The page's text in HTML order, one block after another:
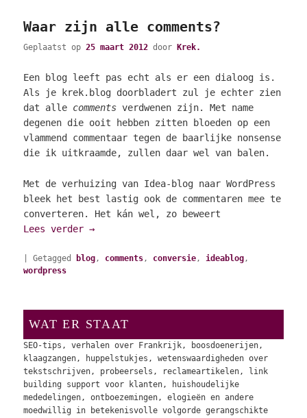
Waar zijn alle comments?
Geplaatst op25 maart 2012 doorKrek.
Een blog leeft pas echt als er een dialoog is.
Als je krek.blog doorbladert zul je echter zien
dat alle comments verdwenen zijn. Met name
degenen die ooit hebben zitten bloeden op een
vlammend commentaar tegen de baarlijke nonsense
die ik uitkraamde, zullen daar wel van balen.
Met de verhuizing van Idea-blog naar WordPress
bleek het best lastig ook de commentaren mee te
converteren. Het kán wel, zo beweert
Lees verder→
|Getagged blog , comments , conversie , ideablog ,
wordpress
WAT ER STAAT
SEO-tips, verhalen over Frankrijk, boosdoenerijen,
klaagzangen, huppelstukjes, wetenswaardigheden over
tekstschrijven, probeersels, reclameartikelen, link
building support voor klanten, huishoudelijke
mededelingen, ontboezemingen, elogieën en andere
moedwillig in betekenisvolle volgorde gerangschikte